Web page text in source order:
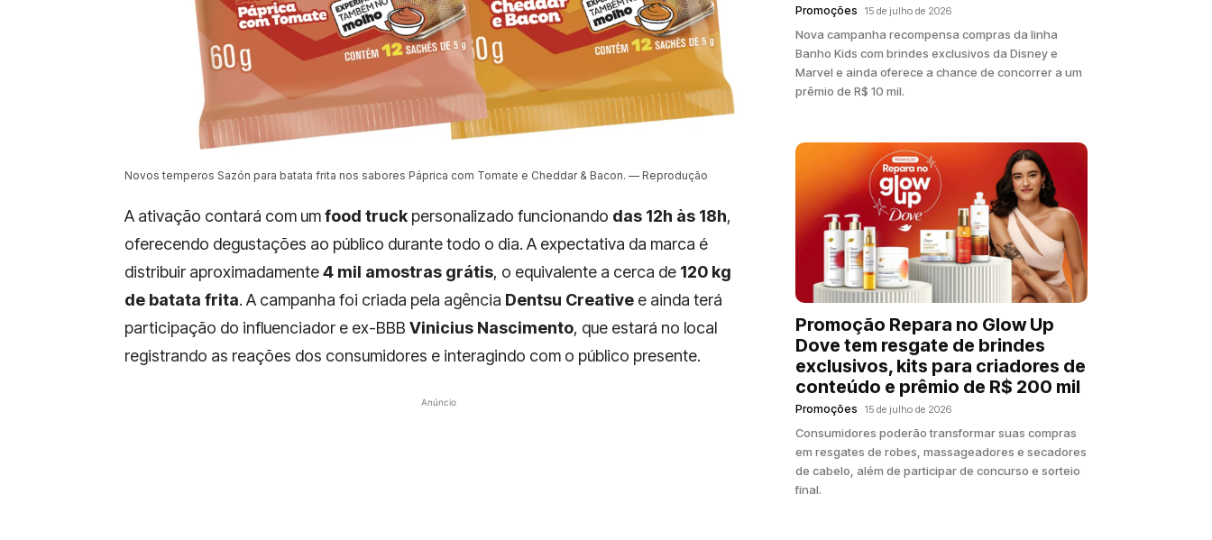
Novos temperos Sazón para batata frita nos sabores Páprica com Tomate e Cheddar & Bacon. — Reprodução
A ativação contará com umfood truck personalizado funcionando das 12h às 18h,
oferecendo degustações ao público durante todo o dia. A expectativa da marca é
distribuir aproximadamente4 mil amostras grátis, o equivalente a cerca de 120 kg
de batata frita. A campanha foi criada pela agência Dentsu Creative e ainda terá
participação do influenciador e ex-BBB Vinicius Nascimento, que estará no local
registrando as reações dos consumidores e interagindo com o público presente.
Anúncio
Promoções 15 de julho de 2026
Nova campanha recompensa compras da linha
Banho Kids com brindes exclusivos da Disney e
Marvel e ainda oferece a chance de concorrer a um
prêmio de R$ 10 mil.
Promoção Repara no Glow Up
Dove tem resgate de brindes
exclusivos, kits para criadores de
conteúdo e prêmio de R$ 200 mil
Promoções 15 de julho de 2026
Consumidores poderão transformar suas compras
em resgates de robes, massageadores e secadores
de cabelo, além de participar de concurso e sorteio
final.